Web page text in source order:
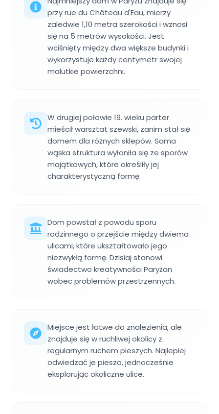
przy rue du Château d'Eau, mierzy
zaledwie 1,10 metra szerokości i wznosi
się na 5 metrów wysokości. Jest
wciśnięty między dwa większe budynki i
wykorzystuje każdy centymetr swojej
malutkie powierzchni.
W drugiej połowie 19. wieku parter
mieścił warsztat szewski, zanim stał się
domem dla różnych sklepów. Sama
wąska struktura wyłoniła się ze sporów
majątkowych, które określiły jej
charakterystyczną formę.
Dom powstał z powodu sporu
rodzinnego o przejście między dwiema
ulicami, które ukształtowało jego
niezwykłą formę. Dzisiaj stanowi
świadectwo kreatywności Paryżan
wobec problemów przestrzennych.
Miejsce jest łatwe do znalezienia, ale
znajduje się w ruchliwej okolicy z
regularnym ruchem pieszych. Najlepiej
odwiedzać je pieszo, jednocześnie
eksplorując okoliczne ulice.